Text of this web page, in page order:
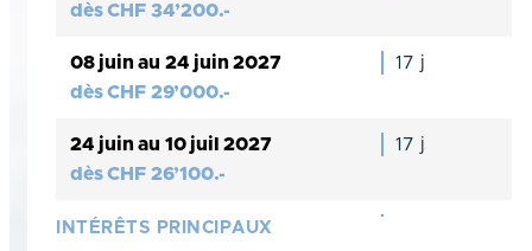
dès CHF 34’200.-
08 juin au 24 juin 2027
17 j
dès CHF 29’000.-
24 juin au 10 juil 2027
17 j
dès CHF 26’100.-
10 juil au 27 juil 2027
INTÉRÊTS PRINCIPAUX